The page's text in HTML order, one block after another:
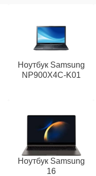
Ноутбук Samsung
NP900X4C-K01
Ноутбук Samsung
16